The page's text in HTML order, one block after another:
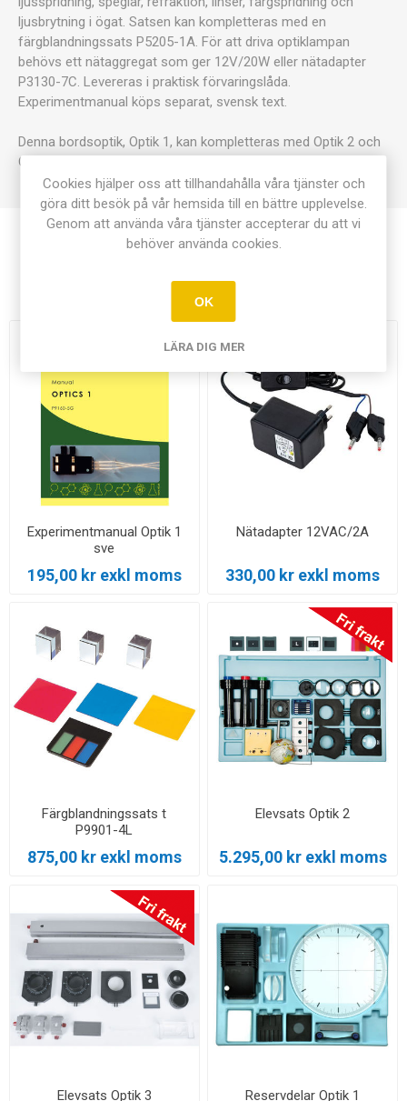
ljusbrytning i ögat. Satsen kan kompletteras med en
färgblandningssats P5205-1A. För att driva optiklampan
behövs ett nätaggregat som ger 12V/20W eller nätadapter
P3130-7C. Levereras i praktisk förvaringslåda.
Experimentmanual köps separat, svensk text.
Denna bordsoptik, Optik 1, kan kompletteras med Optik 2 och
Optik 3 som är en optikbänk med massor av tillbehör.
Relaterade produkter
Experimentmanual Optik 1
sve
195,00 kr exkl moms
Nätadapter 12VAC/2A
330,00 kr exkl moms
Färgblandningssats t
P9901-4L
875,00 kr exkl moms
Elevsats Optik 2
5.295,00 kr exkl moms
Elevsats Optik 3 Reservdelar Optik 1
Cookies hjälper oss att tillhandahålla våra tjänster och
göra ditt besök på vår hemsida till en bättre upplevelse.
Genom att använda våra tjänster accepterar du att vi
behöver använda cookies.
OK
LÄRA DIG MER